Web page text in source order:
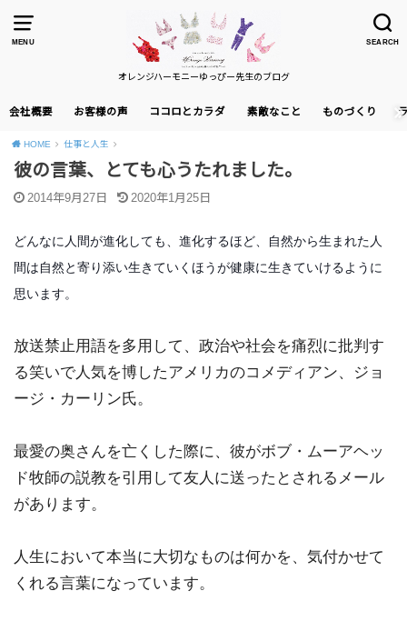
MENU SEARCH
オレンジハーモニーゆっぴー先生のブログ
会社概要 お客様の声 ココロとカラダ 素敵なこと ものづくり
HOME 仕事と人生
彼の言葉、とても心うたれました。
2014年9月27日 2020年1月25日
どんなに人間が進化しても、進化するほど、自然から生まれた人
間は自然と寄り添い生きていくほうが健康に生きていけるように
思います。
放送禁止用語を多用して、政治や社会を痛烈に批判す
る笑いで人気を博したアメリカのコメディアン、ジョ
ージ・カーリン氏。
最愛の奥さんを亡くした際に、彼がボブ・ムーアヘッ
ド牧師の説教を引用して友人に送ったとされるメール
があります。
人生において本当に大切なものは何かを、気付かせて
くれる言葉になっています。